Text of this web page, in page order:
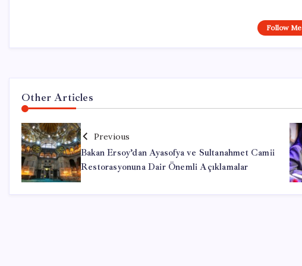
Follow Me
Other Articles
Previous
Bakan Ersoy’dan Ayasofya ve Sultanahmet Camii
Restorasyonuna Dair Önemli Açıklamalar